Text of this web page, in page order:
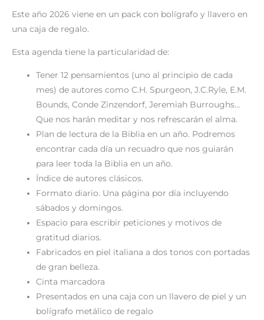
Este año 2026 viene en un pack con bolígrafo y llavero en
una caja de regalo.
Esta agenda tiene la particularidad de:
Tener 12 pensamientos (uno al principio de cada
mes) de autores como C.H. Spurgeon, J.C.Ryle, E.M.
Bounds, Conde Zinzendorf, Jeremiah Burroughs…
Que nos harán meditar y nos refrescarán el alma.
Plan de lectura de la Biblia en un año. Podremos
encontrar cada día un recuadro que nos guiarán
para leer toda la Biblia en un año.
Índice de autores clásicos.
Formato diario. Una página por día incluyendo
sábados y domingos.
Espacio para escribir peticiones y motivos de
gratitud diarios.
Fabricados en piel italiana a dos tonos con portadas
de gran belleza.
Cinta marcadora
Presentados en una caja con un llavero de piel y un
bolígrafo metálico de regalo